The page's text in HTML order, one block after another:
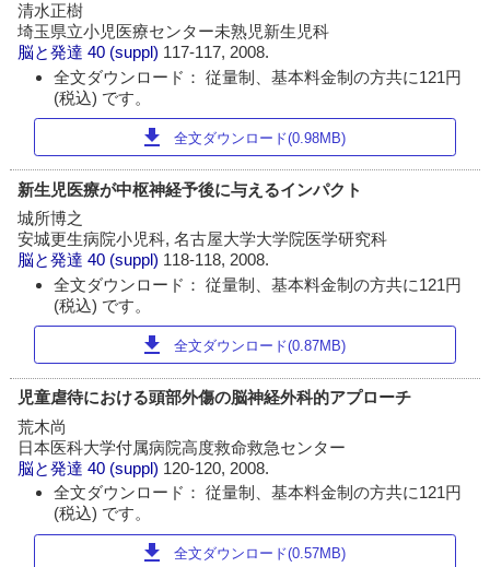
清水正樹
埼玉県立小児医療センター未熟児新生児科
脳と発達 40 (suppl) 117-117, 2008.
全文ダウンロード： 従量制、基本料金制の方共に121円
(税込) です。
download 全文ダウンロード(0.98MB)
新生児医療が中枢神経予後に与えるインパクト
城所博之
安城更生病院小児科, 名古屋大学大学院医学研究科
脳と発達 40 (suppl) 118-118, 2008.
全文ダウンロード： 従量制、基本料金制の方共に121円
(税込) です。
download 全文ダウンロード(0.87MB)
児童虐待における頭部外傷の脳神経外科的アプローチ
荒木尚
日本医科大学付属病院高度救命救急センター
脳と発達 40 (suppl) 120-120, 2008.
全文ダウンロード： 従量制、基本料金制の方共に121円
(税込) です。
download 全文ダウンロード(0.57MB)